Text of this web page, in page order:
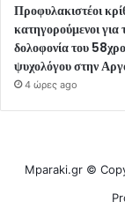
Προφυλακιστέοι
κατηγορούμενοι για
δολοφονία του
ψυχολόγου στην
4 ώρες ago
Mparaki.gr ©